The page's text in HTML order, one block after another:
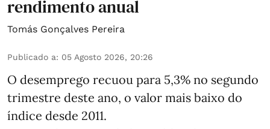
rendimento anual
Tomás Gonçalves Pereira
Publicado a: 05 Agosto 2026, 20:26
O desemprego recuou para 5,3% no segundo
trimestre deste ano, o valor mais baixo do
índice desde 2011.